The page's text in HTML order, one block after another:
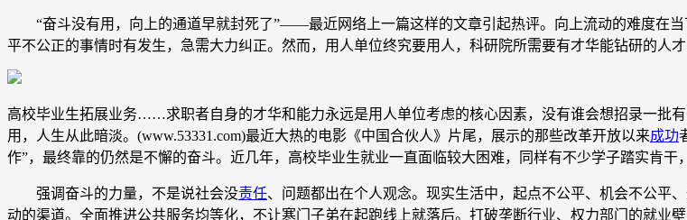
“奋斗没有用，向上的通道早就封死了”——最近网络上一篇这样的文章引起热评。向上流动的难度在当
平不公正的事情时有发生，急需大力纠正。然而，用人单位终究要用人，科研院所需要有才华能钻研的人
高校毕业生拓展业务……求职者自身的才华和能力永远是用人单位考虑的核心因素，没有谁会想招录一批
用，人生从此暗淡。(www.53331.com)最近大热的电影《中国合伙人》片尾，展示的那些改革开放以来成功
作”，最终靠的仍然是不懈的奋斗。近几年，高校毕业生就业一直面临较大困难，同样有不少学子踏实肯干
强调奋斗的力量，不是说社会没责任、问题都出在个人观念。现实生活中，起点不公平、机会不公平
动的渠道。全面推进公共服务均等化，不让寒门子弟在起跑线上就落后。打破垄断行业、权力部门的就业